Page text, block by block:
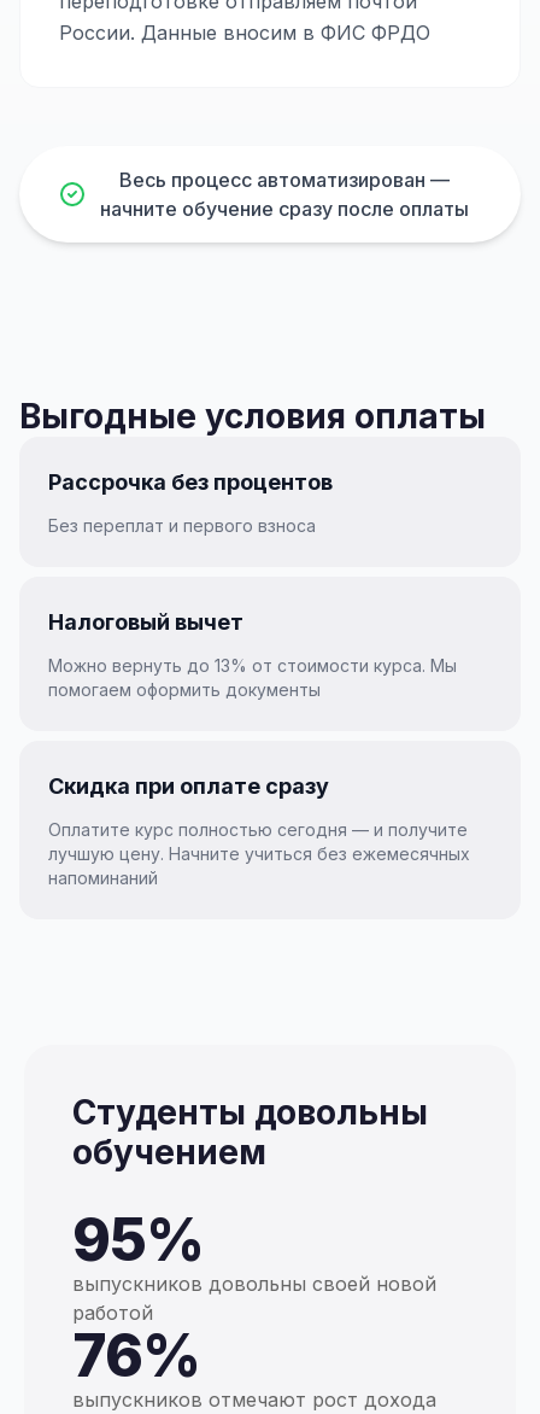
России. Данные вносим в ФИС ФРДО
Весь процесс автоматизирован —
начните обучение сразу после оплаты
Выгодные условия оплаты
Рассрочка без процентов
Без переплат и первого взноса
Налоговый вычет
Можно вернуть до 13% от стоимости курса. Мы
помогаем оформить документы
Скидка при оплате сразу
Оплатите курс полностью сегодня — и получите
лучшую цену. Начните учиться без ежемесячных
напоминаний
Студенты довольны
обучением
95%
выпускников довольны своей новой
работой
76%
выпускников отмечают рост дохода